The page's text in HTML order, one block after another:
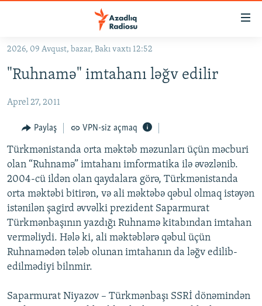
Əsas
qayıt
naviqasiyaya
Axtarışa
keç
KORRUPSIOMETR
#ƏSLINDƏ
FƏRQƏ BAX
QANUNI DOĞRU
ARAŞDIRMA
MULTIMEDIA
VIDEO
FOTOQALEREYA
İNFOQRAFIKA
KARIKATURA
RADIO ARXIV
OXU ZALI
AZƏRBAYCAN ƏDƏBIYYATI KITABXANASI
İSLAM VƏ DEMOKRATIYA
HAQQIMIZDA
MISSIYAMIZ
PEŞƏ ETIKASI VƏ JURNALISTIKA STANDARTLARIMIZ
2026, 09 Avqust, bazar, Bakı vaxtı 12:52
"Ruhnamə" imtahanı ləğv edilir
Aprel 27, 2011
Paylaş VPN-siz açmaq
Türkmənistanda orta məktəb məzunları üçün məcburi
olan “Ruhnamə” imtahanı imformatika ilə əvəzlənib.
2004-cü ildən olan qaydalara görə, Türkmənistanda
orta məktəbi bitirən, və ali məktəbə qəbul olmaq istəyən
istənilən şagird əvvəlki prezident Saparmurat
Türkmənbaşının yazdığı Ruhnamə kitabından imtahan
verməliydi. Hələ ki, ali məktəblərə qəbul üçün
Ruhnamədən tələb olunan imtahanın da ləğv edilib-
edilmədiyi bilnmir.
Saparmurat Niyazov – Türkmənbaşı SSRİ dönəmindən